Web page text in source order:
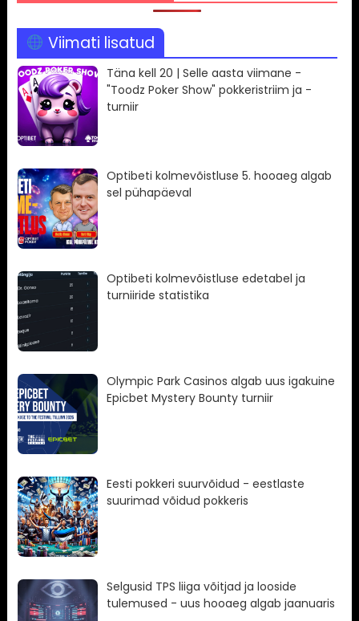
Viimati lisatud
Täna kell 20 | Selle aasta viimane -
"Toodz Poker Show" pokkeristriim ja -
turniir
Optibeti kolmevõistluse 5. hooaeg algab
sel pühapäeval
Optibeti kolmevõistluse edetabel ja
turniiride statistika
Olympic Park Casinos algab uus igakuine
Epicbet Mystery Bounty turniir
Eesti pokkeri suurvõidud - eestlaste
suurimad võidud pokkeris
Selgusid TPS liiga võitjad ja looside
tulemused - uus hooaeg algab jaanuaris